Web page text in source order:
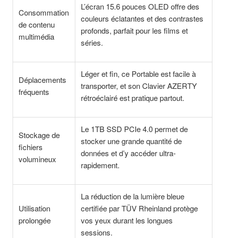
Consommation
de contenu
multimédia
L’écran 15.6 pouces OLED offre des
couleurs éclatantes et des contrastes
profonds, parfait pour les films et
séries.
Déplacements
fréquents
Léger et fin, ce Portable est facile à
transporter, et son Clavier AZERTY
rétroéclairé est pratique partout.
Stockage de
fichiers
volumineux
Le 1TB SSD PCIe 4.0 permet de
stocker une grande quantité de
données et d’y accéder ultra-
rapidement.
Utilisation
prolongée
La réduction de la lumière bleue
certifiée par TÜV Rheinland protège
vos yeux durant les longues
sessions.